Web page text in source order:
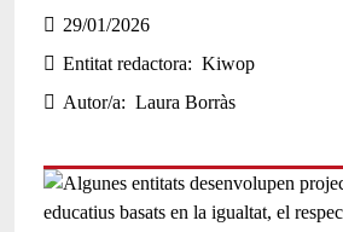
29/01/2026
Entitat redactora
Kiwop
Autor/a
Laura Borràs